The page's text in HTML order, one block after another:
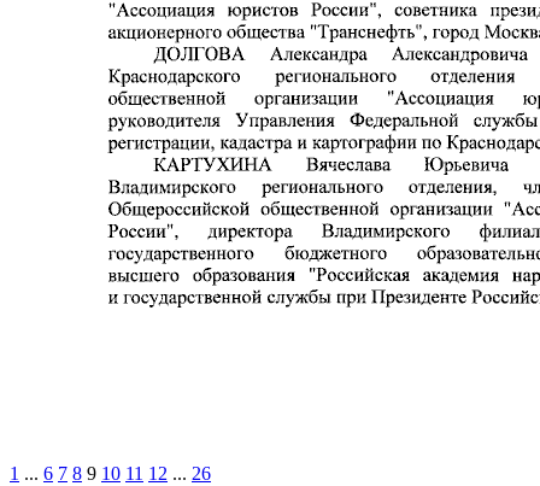
1 ... 6 7 8 9 10 11 12 ... 26